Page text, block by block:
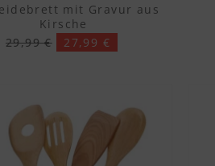
mit Gravur aus
Kirsche
29,99 €
27,99 €